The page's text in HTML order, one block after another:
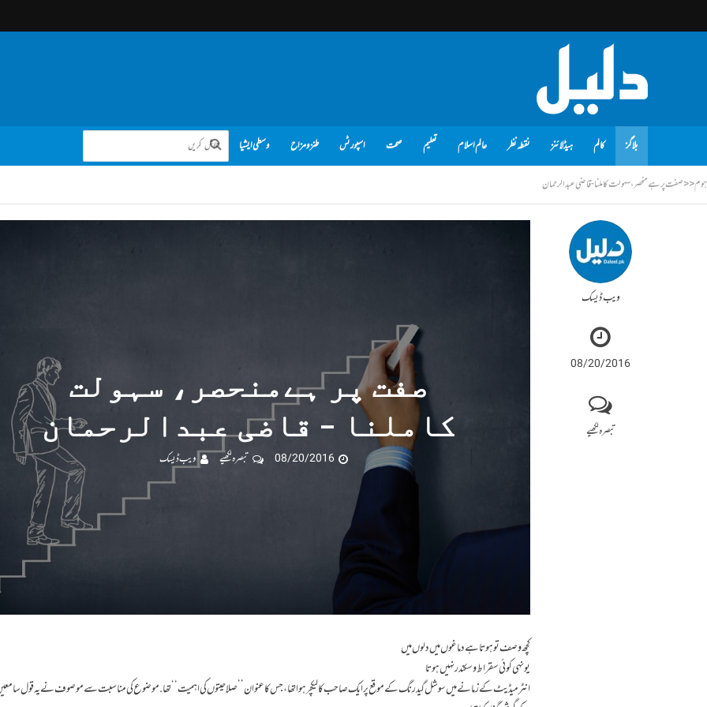
بلاگز کالم ہیڈلائنز نقطہ نظر عالم اسلام تعلیم صحت اسپورٹس طنز و مزاح وسطی ایشیا
ہوم<<صفت پر ہےمنحصر، سہولت کاملنا - قاضی عبدالرحمان
ویب ڈیسک
08/20/2016
تبصرہ لکھیے
صفت پر ہےمنحصر، سہولت
کاملنا – قاضی عبدالرحمان
08/20/2016 تبصرہ لکھیے ویب ڈیسک
کچھ وصف تو ہوتا ہےدماغوں میں دلوں میں
یونہی کوئی سقراط و سکندر نہیں ہوتا
انٹرمیڈیٹ کے زمانے میں سوشل گیدرنگ کے موقع پرایک صاحب کا لیکچر ہوا تھا، جس کاعنوان ’’صلاحیتوں کی اہمیت‘‘ تھا. موضوع کی مناسبت سے موصوف نے یہ قول